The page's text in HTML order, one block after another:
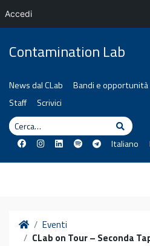
Contamination Lab
News dal CLab Bandi e opportunità
Staff
Scrivici
Cerca
Cerca
Italiano
HomeEventi
CLab on Tour – Seconda
Accedi